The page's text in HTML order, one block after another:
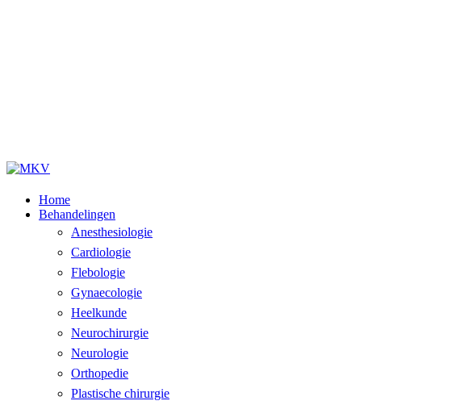
Home
Behandelingen
Anesthesiologie
Cardiologie
Flebologie
Gynaecologie
Heelkunde
Neurochirurgie
Neurologie
Orthopedie
Plastische chirurgie